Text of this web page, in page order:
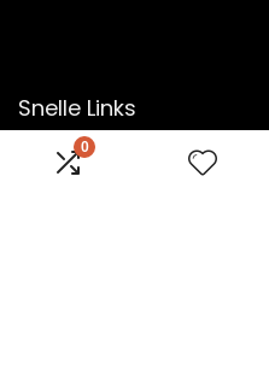
0
Snelle Links
Home